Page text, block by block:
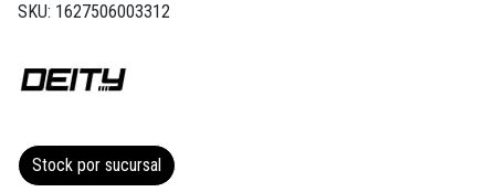
SKU: 1627506003312
Stock por sucursal